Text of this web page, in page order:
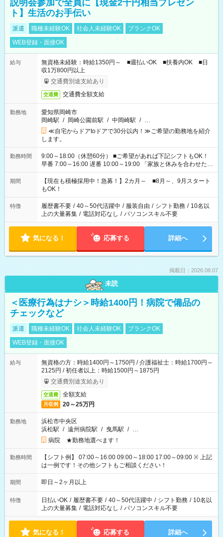
説明会参加で全員に【現金2千円相当プレゼン
ト】生活のお手伝い
派遣 職種未経験OK 社会人未経験OK
ブランクOK
WEB登録・面接OK
給与
無資格未経験：時給1350円～ ■週払いOK ■扶養内OK ■日
収1万800円以上
交通費別途支給あり
交通費 交通費全額支給
勤務地
愛知県岡崎市
岡崎駅 / 岡崎公園前駅 / 中岡崎駅 / …
≪自宅からドアtoドアで30分以内！≫ご希望の勤務地を紹介
します。
勤務時間
9:00～18:00（休憩60分） ■ご希望があれば下記シフトもOK！
早番 7:00～16:00 遅番 10:00～19:00 「家族と休みを合わせた
い」 「余裕を持って夕飯の準備がしたい」 「できれば残業はし
たくない」 など、ご希望を教えてくださいね。 ※Wワーク希望
の方へ 今ご覧のお仕事で希望する勤務時間と、もう1つのお仕事
の勤務時間。 合計で週40時間を超える場合は応募できません。
期間
【現在も積極採用中！急募！】2カ月～ ■8月～、9月スタート
もOK！
特徴 履歴書不要 / 40～50代活躍中 / 服装自由 / シフト勤務 / 10名以
上の大量募集 / 電話対応なし / パソコンスキル不要
気になる！ 応募する 詳細へ
掲載日：2026.08.07
未読
＜医療行為はナシ＞時給1400円！病院で備品の
チェックなど
派遣 職種未経験OK 社会人未経験OK
ブランクOK
WEB登録・面接OK
給与
無資格の方：時給1400円～1750円 / 介護福祉士：時給1700円～
2125円 / 初任者以上：時給1500円～1875円
交通費別途支給あり
交通費 全額支給
月収例 20～25万円
勤務地
浜松市中央区
浜松駅 / 遠州病院駅 / 曳馬駅 / …
病院 ★勤務地選べます！
勤務時間
【シフト例】 07:00～16:00 09:00～18:00 17:00～09:00 ※ 上記
は一例です！その他シフトもご相談ください！
期間 即日～2ヶ月以上
特徴 日払いOK / 履歴書不要 / 40～50代活躍中 / シフト勤務 / 10名以
上の大量募集 / 電話対応なし / パソコンスキル不要
気になる！ 応募する 詳細へ